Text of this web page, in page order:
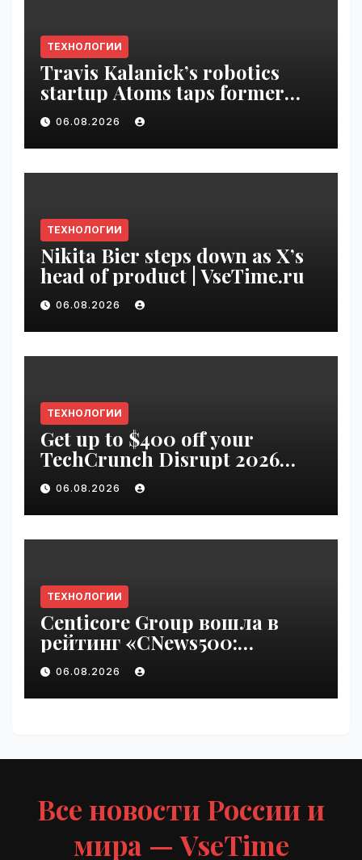
ТЕХНОЛОГИИ
Travis Kalanick’s robotics
startup Atoms taps former
Uber finance chief as CFO |
VseTime.ru
06.08.2026
ТЕХНОЛОГИИ
Nikita Bier steps down as X’s
head of product | VseTime.ru
06.08.2026
ТЕХНОЛОГИИ
Get up to $400 off your
TechCrunch Disrupt 2026
pass until Friday | VseTime.ru
06.08.2026
ТЕХНОЛОГИИ
Centicore Group вошла в
рейтинг «CNews500:
Крупнейшие ИТ-компании
России» | VseTime.ru
06.08.2026
Все новости России и
мира — VseTime